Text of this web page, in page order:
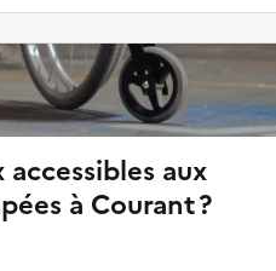
aux
à Courant ?